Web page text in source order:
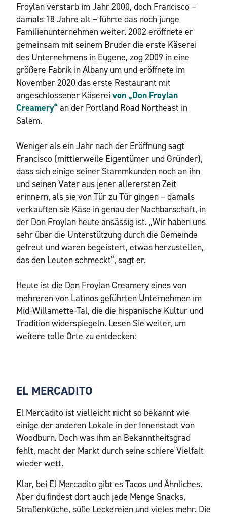
Froylan verstarb im Jahr 2000, doch Francisco –
damals 18 Jahre alt – führte das noch junge
Familienunternehmen weiter. 2002 eröffnete er
gemeinsam mit seinem Bruder die erste Käserei
des Unternehmens in Eugene, zog 2009 in eine
größere Fabrik in Albany um und eröffnete im
November 2020 das erste Restaurant mit
angeschlossener Käserei von „Don Froylan
Creamery“ an der Portland Road Northeast in
Salem.
Weniger als ein Jahr nach der Eröffnung sagt
Francisco (mittlerweile Eigentümer und Gründer),
dass sich einige seiner Stammkunden noch an ihn
und seinen Vater aus jener allerersten Zeit
erinnern, als sie von Tür zu Tür gingen – damals
verkauften sie Käse in genau der Nachbarschaft, in
der Don Froylan heute ansässig ist. „Wir haben uns
sehr über die Unterstützung durch die Gemeinde
gefreut und waren begeistert, etwas herzustellen,
das den Leuten schmeckt“, sagt er.
Heute ist die Don Froylan Creamery eines von
mehreren von Latinos geführten Unternehmen im
Mid-Willamette-Tal, die die hispanische Kultur und
Tradition widerspiegeln. Lesen Sie weiter, um
weitere tolle Orte zu entdecken:
EL MERCADITO
El Mercadito ist vielleicht nicht so bekannt wie
einige der anderen Lokale in der Innenstadt von
Woodburn. Doch was ihm an Bekanntheitsgrad
fehlt, macht der Markt durch seine schiere Vielfalt
wieder wett.
Klar, bei El Mercadito gibt es Tacos und Ähnliches.
Aber du findest dort auch jede Menge Snacks,
Straßenküche, süße Leckereien und vieles mehr. Die